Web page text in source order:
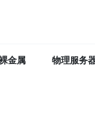
金属 物理服务